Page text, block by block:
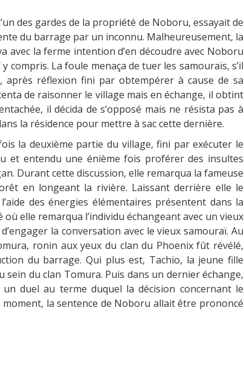
des gardes de la propriété de Noboru, essayait de
du barrage par un inconnu. Malheureusement, la
avec la ferme intention d’en découdre avec Noboru
La foule menaça de tuer les samouraïs, s’il
réflexion fini par obtempérer à cause de sa
de raisonner le village mais en échange, il obtint
il décida de s’opposé mais ne résista pas à
la résidence pour mettre à sac cette dernière.
la deuxième partie du village, fini par exécuter le
et entendu une énième fois proférer des insultes
Durant cette discussion, elle remarqua la fameuse
en longeant la rivière. Laissant derrière elle le
des énergies élémentaires présentent dans la
elle remarqua l’individu échangeant avec un vieux
la conversation avec le vieux samouraï. Au
ronin aux yeux du clan du Phoenix fût révélé,
du barrage. Qui plus est, Tachio, la jeune fille
du clan Tomura. Puis dans un dernier échange,
duel au terme duquel la décision concernant le
la sentence de Noboru allait être prononcé